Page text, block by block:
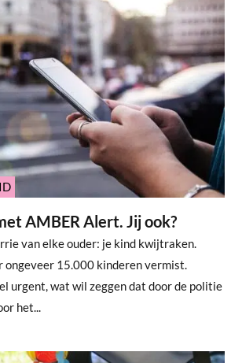
AMBER Alert. Jij ook?
van elke ouder: je kind kwijtraken.
ongeveer 15.000 kinderen vermist.
urgent, wat wil zeggen dat door de politie
het...